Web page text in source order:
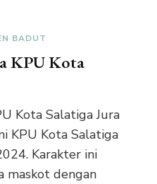
BADUT
KPU Kota
Kota Salatiga Jura
KPU Kota Salatiga
Karakter ini
maskot dengan